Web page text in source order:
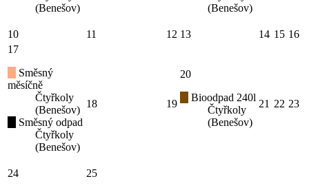
(Benešov)
(Benešov)
10 11 12 13 14 15 16
17
Směsný
měsíčně
Čtyřkoly
(Benešov)
Směsný odpad
Čtyřkoly
(Benešov)
18 19
20
Bioodpad 240l
Čtyřkoly
(Benešov)
21 22 23
24
25